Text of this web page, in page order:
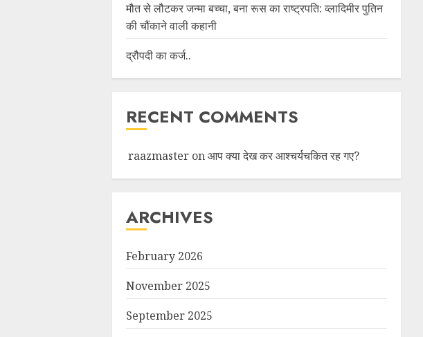
मौत से लौटकर जन्मा बच्चा, बना रूस का राष्ट्रपति: व्लादिमीर पुतिन
की चौंकाने वाली कहानी
द्रौपदी का कर्ज..
RECENT COMMENTS
raazmaster onआप क्या देख कर आश्चर्यचकित रह गए?
ARCHIVES
February 2026
November 2025
September 2025